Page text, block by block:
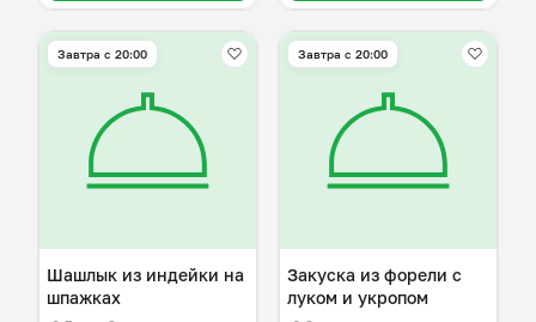
Завтра c 20:00
Шашлык из индейки на
шпажках
Завтра c 20:00
Закуска из форели с
луком и укропом